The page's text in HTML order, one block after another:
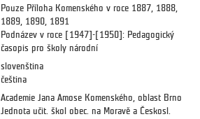
Pouze Příloha Komenského v roce 1887, 1888,
1889, 1890, 1891
Podnázev v roce [1947]-[1950]: Pedagogický
časopis pro školy národní
slovenština
čeština
Academie Jana Amose Komenského, oblast Brno
Jednota učit. škol obec. na Moravě a Českosl.